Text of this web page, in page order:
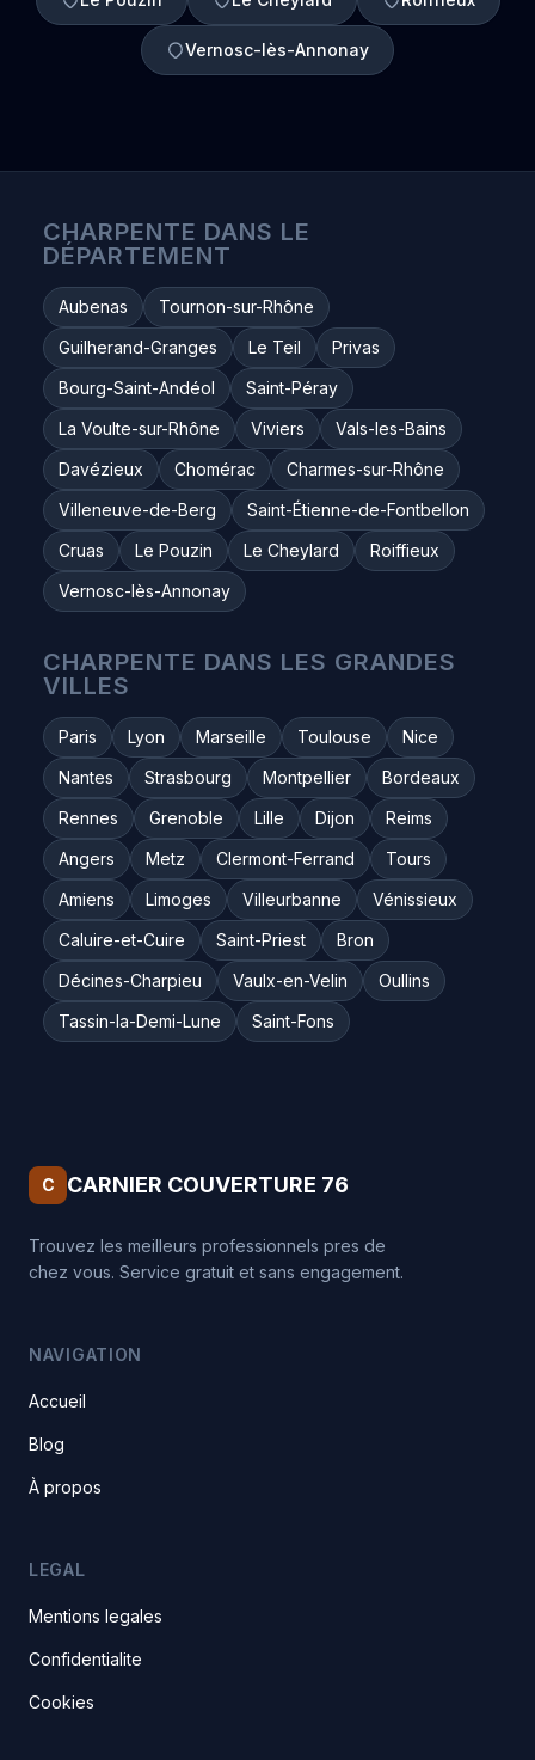
Vernosc-lès-Annonay
CHARPENTE DANS LE
DÉPARTEMENT
Aubenas
Tournon-sur-Rhône
Guilherand-Granges
Le Teil
Privas
Bourg-Saint-Andéol
Saint-Péray
La Voulte-sur-Rhône
Viviers
Vals-les-Bains
Davézieux
Chomérac
Charmes-sur-Rhône
Villeneuve-de-Berg
Saint-Étienne-de-Fontbellon
Cruas
Le Pouzin Le Cheylard
Roiffieux
Vernosc-lès-Annonay
CHARPENTE DANS LES GRANDES
VILLES
Paris Lyon Marseille Toulouse
Nice
Nantes
Strasbourg Montpellier
Bordeaux
Rennes
Grenoble Lille Dijon
Reims
Angers
Metz Clermont-Ferrand
Tours
Amiens
Limoges Villeurbanne
Vénissieux
Caluire-et-Cuire
Saint-Priest
Bron
Décines-Charpieu
Vaulx-en-Velin
Oullins
Tassin-la-Demi-Lune
Saint-Fons
C CARNIER COUVERTURE 76
Trouvez les meilleurs professionnels pres de
chez vous. Service gratuit et sans engagement.
NAVIGATION
Accueil
Blog
À propos
LEGAL
Mentions legales
Confidentialite
Cookies